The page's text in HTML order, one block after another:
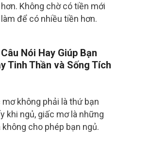
Không chờ có tiền mới
để có nhiều tiền hơn.
Nói Hay Giúp Bạn
Tinh Thần và Sống Tích
mơ không phải là thứ bạn
khi ngủ, giấc mơ là những
cho phép bạn ngủ.